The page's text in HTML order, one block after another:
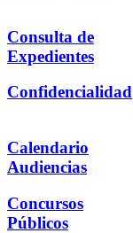
Consulta de
Expedientes
Confidencialidad
Calendario
Audiencias
Concursos
Públicos